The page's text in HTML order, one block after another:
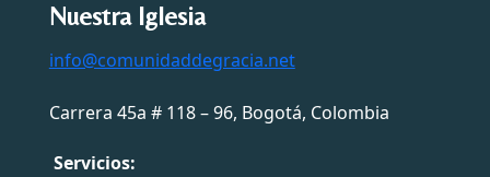
Nuestra Iglesia
info@comunidaddegracia.net
Carrera 45a # 118 – 96, Bogotá, Colombia
Servicios: